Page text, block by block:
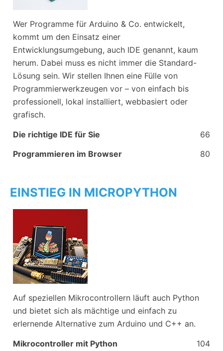
Wer Programme für Arduino & Co. entwickelt,
kommt um den Einsatz einer
Entwicklungsumgebung, auch IDE genannt, kaum
herum. Dabei muss es nicht immer die Standard-
Lösung sein. Wir stellen Ihnen eine Fülle von
Programmierwerkzeugen vor – von einfach bis
professionell, lokal installiert, webbasiert oder
grafisch.
66
Die richtige IDE für Sie
80
Programmieren im Browser
EINSTIEG IN MICROPYTHON
Auf speziellen Mikrocontrollern läuft auch Python
und bietet sich als mächtige und einfach zu
erlernende Alternative zum Arduino und C++ an.
104
Mikrocontroller mit Python